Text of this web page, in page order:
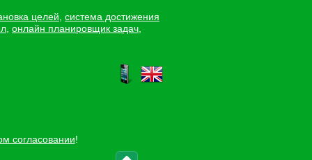
целей система достижения
онлайн планировщик задач
согласовании!